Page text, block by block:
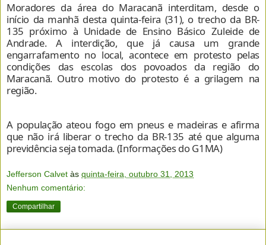
Moradores da área do Maracanã interditam, desde o
início da manhã desta quinta-feira (31), o trecho da BR-
135 próximo à Unidade de Ensino Básico Zuleide de
Andrade. A interdição, que já causa um grande
engarrafamento no local, acontece em protesto pelas
condições das escolas dos povoados da região do
Maracanã. Outro motivo do protesto é a grilagem na
região.
A população ateou fogo em pneus e madeiras e afirma
que não irá liberar o trecho da BR-135 até que alguma
previdência seja tomada. (Informações do G1MA)
Jefferson Calvet às quinta-feira, outubro 31, 2013
Nenhum comentário:
Compartilhar